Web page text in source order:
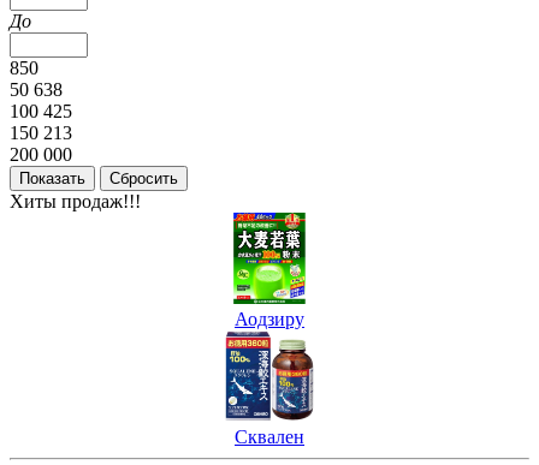
До
850
50 638
100 425
150 213
200 000
Хиты продаж!!!
Аодзиру
Сквален